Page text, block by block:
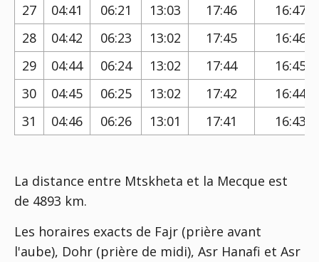
27
04:41 06:21 13:03 17:46
16:47
28
04:42 06:23 13:02 17:45
16:46
29
04:44 06:24 13:02 17:44
16:45
30
04:45 06:25 13:02 17:42
16:44
31
04:46 06:26 13:01 17:41 16:43
La distance entre Mtskheta et la Mecque est
de 4893 km.
Les horaires exacts de Fajr (prière avant
l'aube), Dohr (prière de midi), Asr Hanafi et Asr